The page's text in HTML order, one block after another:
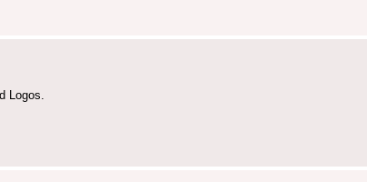
Logos.